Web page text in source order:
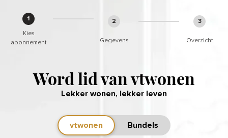
1
Kies
abonnement
2
Gegevens
3
Overzicht
Word lid van vtwonen
Lekker wonen, lekker leven
vtwonen Bundels